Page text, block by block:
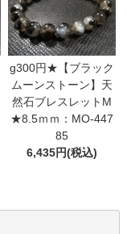
g300円★【ブラック
ムーンストーン】天
然石ブレスレットM
★8.5ｍｍ：MO-447
85
6,435円(税込)